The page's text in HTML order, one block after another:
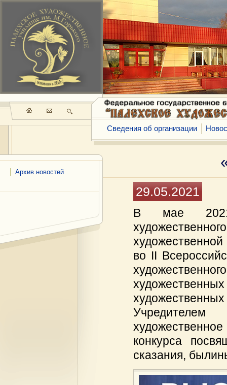
Архив новостей
Сведения об организации
29.05.2021
В мае 2021
во II
Учредителем
конкурса
сказания,